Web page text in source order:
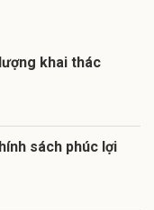
khai thác
sách phúc lợi